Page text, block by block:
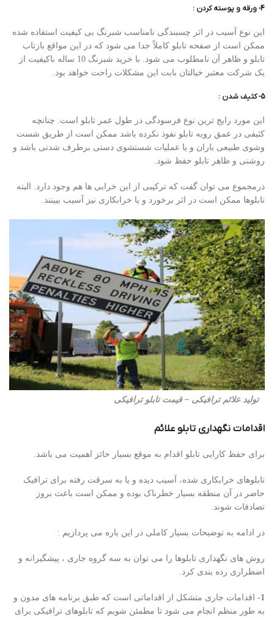
4- ورقه و پوسته کردن :
این نوع آسیب در اثر چسبندگی نامناسب شبرنگ بی کیفیت استفاده شده
ممکن است از صفحه تابلو کاملاً جدا می شود که در این مواقع بازتاب
تابلو و ظاهر آن نامطلوب می شود. با خرید شبرنگ 10 ساله باکیفیت از
یک شرکت معتبر خیالتان بابت این مشکلات راحت خواهد بود.
5- کثیف شدن :
این مورد رایج ترین نوع فرسودگی در طول عمر تابلو است. چنانچه
کثیفی در عمق رویه تابلو نفوذ نکرده باشد ممکن است از طریق شست
وشوی طبیعی باران و یا عملیات شستشوی دستی برطرف شدنی باشد و
روشنی و ظاهر تابلو حفظ شود.
درمجموع می توان گفت که ترکیبی از این خرابی ها هم وجود دارد. البته
تابلوها ممکن است در اثر برخورد و یا خرابکاری نیز آسیب ببینند.
تولید علائم ترافیکی – قیمت تابلو ترافیکی
اقدامات نگهداری تابلو علائم
برای حفظ کارایی تابلو اقدام به موقع بسیار حائز اهمیت می باشد.
تابلوهای خرابکاری شده، آسیب دیده و یا به سرقت رفته برای ترافیک
حاضر در آن منطقه بسیار خطرناک بوده و ممکن است باعث بروز
تصادفات شوند.
در ادامه به توضیحات بسیار کاملی در این باره می پردازیم :
روش های نگهداری تابلوها را می توان به سه گروه جاری ، پیشگیرانه و
اضطراری رده بندی کرد.
1-
اقدامات جاری متشکل از اقداماتی است که طبق برنامه های مدون و
به طور منظم انجام می شود تا مطمئن شویم که تابلوهای ترافیکی برای